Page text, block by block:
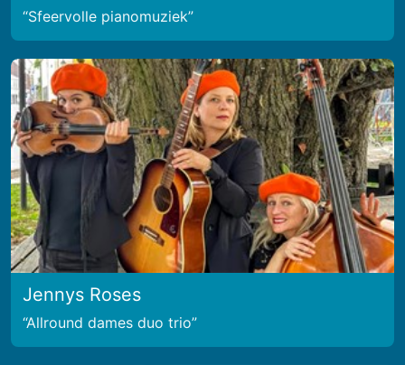
Sfeervolle pianomuziek
Jennys Roses
Allround dames duo trio